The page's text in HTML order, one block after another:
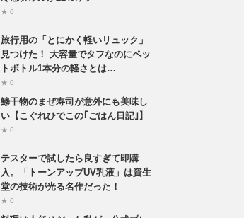
★ 0
旅行用の「とにかく軽いリュック」
見つけた！ 大容量でタフなのにペッ
トボトル1本分の軽さとは…
★ 0
鯵干物のまぜ寿司が意外にも美味し
い【こぐれひでこの｢ごはん日記｣】
★ 0
テスターで試したら良すぎて即購
入。「トーンアップUV乳液」は資生
堂の技術が光る名作だった！
★ 0